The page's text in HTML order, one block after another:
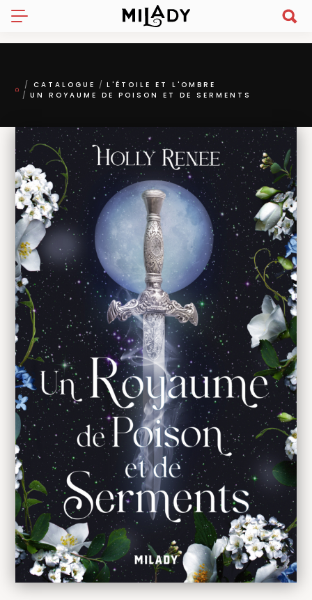
CATALOGUE
L'ÉTOILE ET L'OMBRE
UN ROYAUME DE POISON ET DE SERMENTS